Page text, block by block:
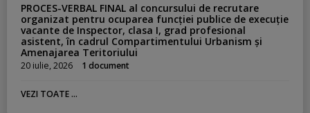
PROCES-VERBAL FINAL al concursului de recrutare
organizat pentru ocuparea funcției publice de execuție
vacante de Inspector, clasa I, grad profesional
asistent, în cadrul Compartimentului Urbanism și
Amenajarea Teritoriului
20 iulie, 2026 1 document
VEZI TOATE ...